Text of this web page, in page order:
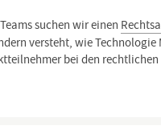
suchen wir einen
versteht, wie
bei den